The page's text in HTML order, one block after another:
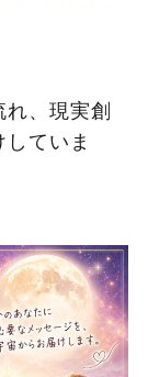
、現実創
ていま